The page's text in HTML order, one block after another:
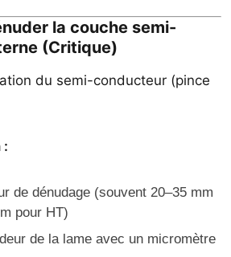
la couche semi-
(Critique)
du semi-conducteur (pince
:
de dénudage (souvent 20–35 mm
pour HT)
de la lame avec un micromètre